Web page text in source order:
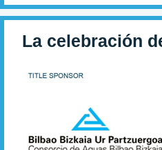
La celebración